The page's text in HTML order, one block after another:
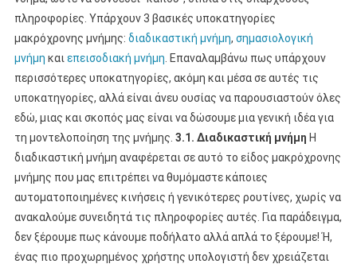
πληροφορίες. Υπάρχουν 3 βασικές υποκατηγορίες
μακρόχρονης μνήμης: διαδικαστική μνήμη, σημασιολογική
μνήμη και επεισοδιακή μνήμη . Επαναλαμβάνω πως υπάρχουν
περισσότερες υποκατηγορίες, ακόμη και μέσα σε αυτές τις
υποκατηγορίες, αλλά είναι άνευ ουσίας να παρουσιαστούν όλες
εδώ, μιας και σκοπός μας είναι να δώσουμε μια γενική ιδέα για
τη μοντελοποίηση της μνήμης. 3.1. Διαδικαστική μνήμη Η
διαδικαστική μνήμη αναφέρεται σε αυτό το είδος μακρόχρονης
μνήμης που μας επιτρέπει να θυμόμαστε κάποιες
αυτοματοποιημένες κινήσεις ή γενικότερες ρουτίνες, χωρίς να
ανακαλούμε συνειδητά τις πληροφορίες αυτές. Για παράδειγμα,
δεν ξέρουμε πως κάνουμε ποδήλατο αλλά απλά το ξέρουμε! Ή,
ένας πιο προχωρημένος χρήστης υπολογιστή δεν χρειάζεται